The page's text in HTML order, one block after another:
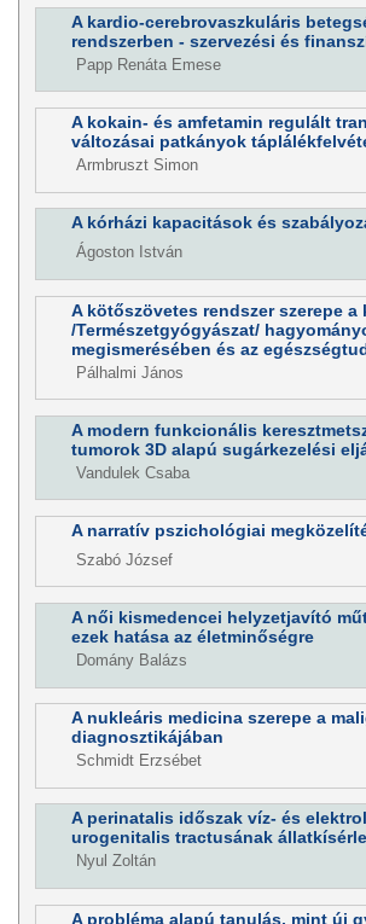
A kardio-cerebrovaszkuláris
rendszerben - szervezési és
Papp Renáta Emese
A kokain- és amfetamin regulált
változásai patkányok
Armbruszt Simon
A kórházi kapacitások és
Ágoston István
A kötőszövetes rendszer szerepe
/Természetgyógyászat/
megismerésében és az
Pálhalmi János
A modern funkcionális
tumorok 3D alapú sugárkezelési
Vandulek Csaba
A narratív pszichológiai
Szabó József
A női kismedencei helyzetjavító
ezek hatása az életminőségre
Domány Balázs
A nukleáris medicina szerepe a
diagnosztikájában
Schmidt Erzsébet
A perinatalis időszak víz- és
urogenitalis tractusának
Nyul Zoltán
A probléma alapú tanulás, mint új